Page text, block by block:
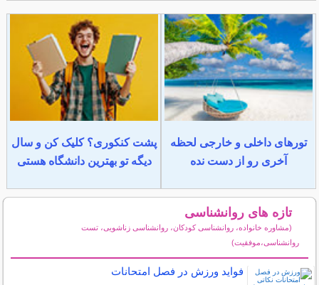
تورهای داخلی و خارجی لحظه
آخری رو از دست نده
پشت کنکوری؟ کلیک کن و سال
دیگه تو بهترین دانشگاه هستی
تازه های روانشناسی
(مشاوره خانواده، روانشناسی کودکان، روانشناسی زناشویی، تست
روانشناسی،موفقیت)
فواید ورزش در فصل امتحانات